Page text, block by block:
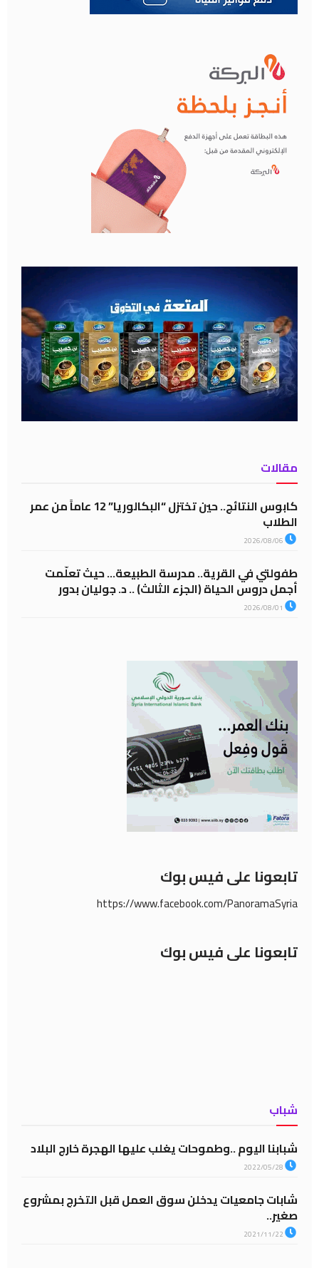
مقالات
كابوس النتائج.. حين تختزل “البكالوريا” 12 عاماً من عمر
الطلاب
طفولتي في القرية.. مدرسة الطبيعة… حيث تعلّمت
أجمل دروس الحياة (الجزء الثالث) .. د. جوليان بدور
تابعونا على فيس بوك
https://www.facebook.com/PanoramaSyria
تابعونا على فيس بوك
شباب
شبابنا اليوم ..وطموحات يغلب عليها الهجرة خارج البلاد
شابات جامعيات يدخلن سوق العمل قبل التخرج بمشروع
صغير..